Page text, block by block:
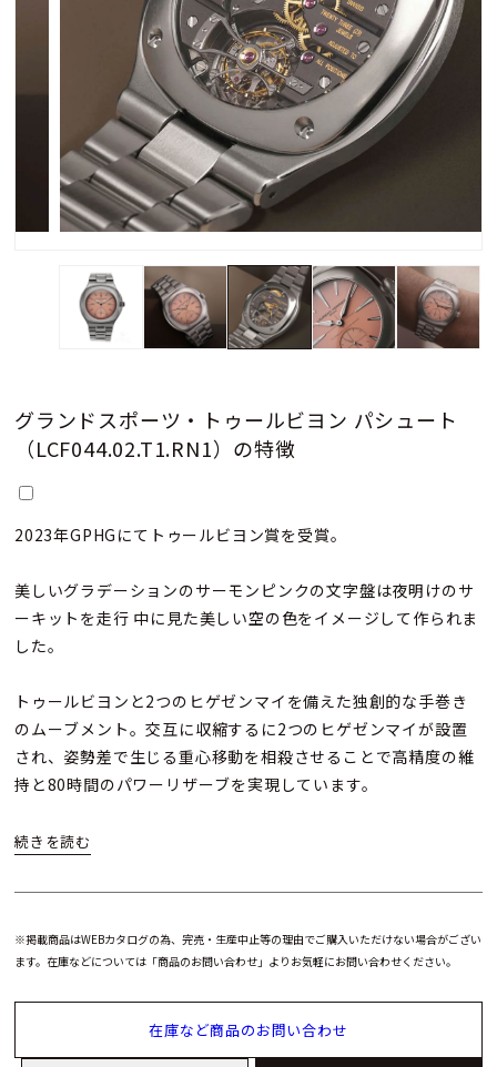
グランドスポーツ・トゥールビヨン パシュート
（LCF044.02.T1.RN1）の特徴
2023年GPHGにてトゥールビヨン賞を受賞。
美しいグラデーションのサーモンピンクの文字盤は夜明けのサ
ーキットを走行 中に見た美しい空の色をイメージして作られま
した。
トゥールビヨンと2つのヒゲゼンマイを備えた独創的な手巻き
のムーブメント。交互に収縮するに2つのヒゲゼンマイが設置
され、姿勢差で生じる重心移動を相殺させることで高精度の維
持と80時間のパワーリザーブを実現しています。
※掲載商品はWEBカタログの為、完売・生産中止等の理由でご購入いただけない場合がござい
ます。在庫などについては「商品のお問い合わせ」よりお気軽にお問い合わせください。
在庫など商品のお問い合わせ